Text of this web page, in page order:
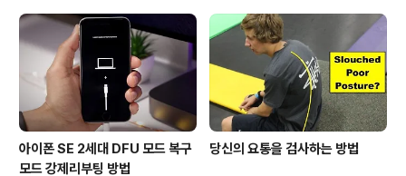
아이폰 SE 2세대 DFU 모드 복구
모드 강제리부팅 방법
당신의 요통을 검사하는 방법